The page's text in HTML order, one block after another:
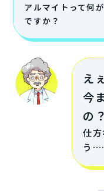
アルマイトって何
ですか？
え
今
の？
仕
う